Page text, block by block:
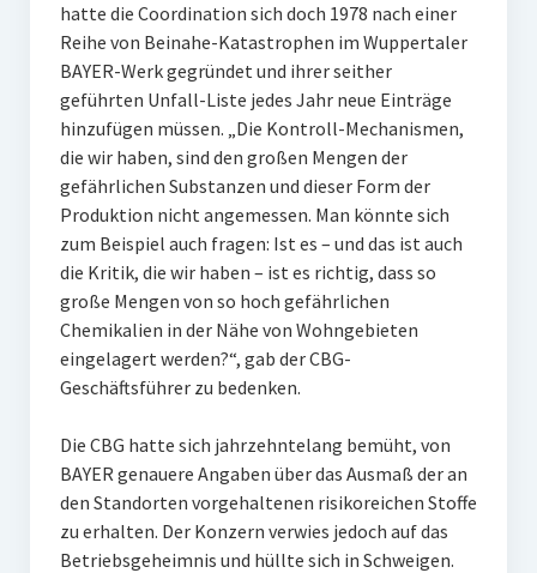
hatte die Coordination sich doch 1978 nach einer
Reihe von Beinahe-Katastrophen im Wuppertaler
BAYER-Werk gegründet und ihrer seither
geführten Unfall-Liste jedes Jahr neue Einträge
hinzufügen müssen. „Die Kontroll-Mechanismen,
die wir haben, sind den großen Mengen der
gefährlichen Substanzen und dieser Form der
Produktion nicht angemessen. Man könnte sich
zum Beispiel auch fragen: Ist es – und das ist auch
die Kritik, die wir haben – ist es richtig, dass so
große Mengen von so hoch gefährlichen
Chemikalien in der Nähe von Wohngebieten
eingelagert werden?“, gab der CBG-
Geschäftsführer zu bedenken.
Die CBG hatte sich jahrzehntelang bemüht, von
BAYER genauere Angaben über das Ausmaß der an
den Standorten vorgehaltenen risikoreichen Stoffe
zu erhalten. Der Konzern verwies jedoch auf das
Betriebsgeheimnis und hüllte sich in Schweigen.